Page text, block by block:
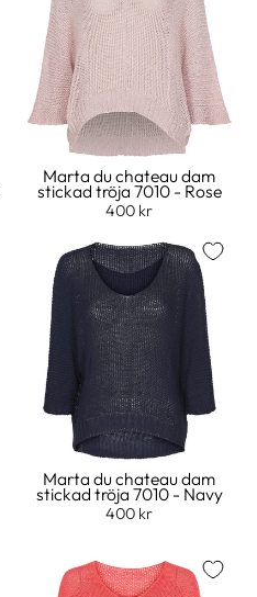
Marta du chateau dam
stickad tröja 7010 - Rose
400 kr
Marta du chateau dam
stickad tröja 7010 - Navy
400 kr